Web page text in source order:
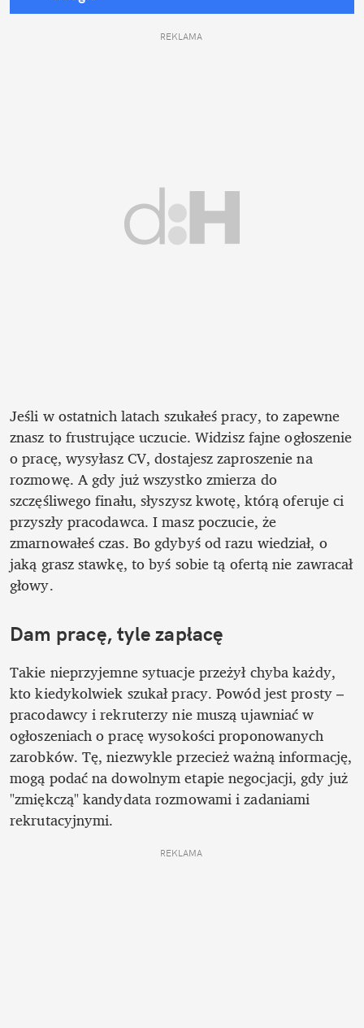
REKLAMA
Jeśli w ostatnich latach szukałeś pracy, to zapewne
znasz to frustrujące uczucie. Widzisz fajne ogłoszenie
o pracę, wysyłasz CV, dostajesz zaproszenie na
rozmowę. A gdy już wszystko zmierza do
szczęśliwego finału, słyszysz kwotę, którą oferuje ci
przyszły pracodawca. I masz poczucie, że
zmarnowałeś czas. Bo gdybyś od razu wiedział, o
jaką grasz stawkę, to byś sobie tą ofertą nie zawracał
głowy.
Dam pracę, tyle zapłacę
Takie nieprzyjemne sytuacje przeżył chyba każdy,
kto kiedykolwiek szukał pracy. Powód jest prosty –
pracodawcy i rekruterzy nie muszą ujawniać w
ogłoszeniach o pracę wysokości proponowanych
zarobków. Tę, niezwykle przecież ważną informację,
mogą podać na dowolnym etapie negocjacji, gdy już
"zmiękczą" kandydata rozmowami i zadaniami
rekrutacyjnymi.
REKLAMA